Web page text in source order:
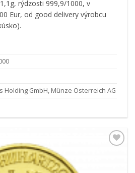
rýdzosti 999,9/1000, v
Eur, od good delivery výrobcu
Holding GmbH, Münze Österreich AG